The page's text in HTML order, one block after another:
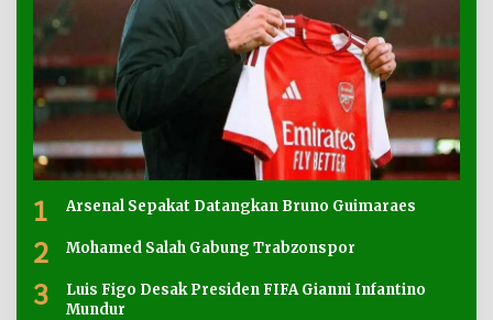
1 Arsenal Sepakat Datangkan Bruno Guimaraes
2 Mohamed Salah Gabung Trabzonspor
3
Luis Figo Desak Presiden FIFA Gianni Infantino
Mundur